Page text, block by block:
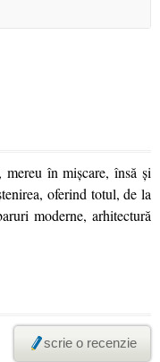
în mișcare, însă și
oferind totul, de la
moderne, arhitectură
scrie o recenzie